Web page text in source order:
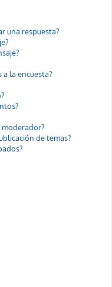
una respuesta?
a la encuesta?
moderador?
de temas?